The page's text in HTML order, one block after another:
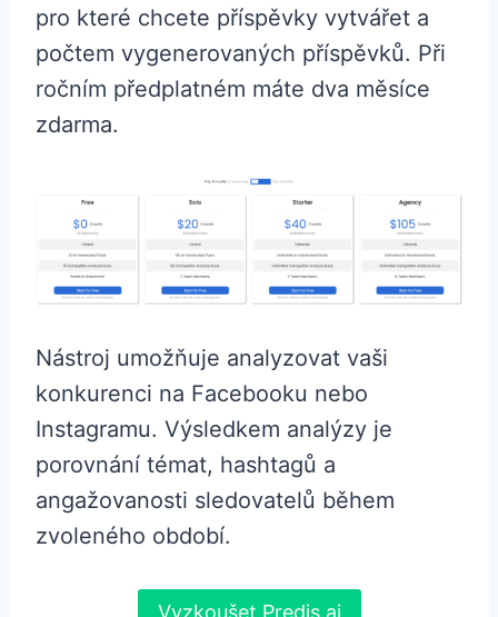
pro které chcete příspěvky vytvářet a
počtem vygenerovaných příspěvků. Při
ročním předplatném máte dva měsíce
zdarma.
Nástroj umožňuje analyzovat vaši
konkurenci na Facebooku nebo
Instagramu. Výsledkem analýzy je
porovnání témat, hashtagů a
angažovanosti sledovatelů během
zvoleného období.
Vyzkoušet Predis.ai